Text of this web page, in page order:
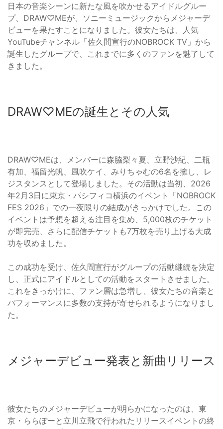
日本の音楽シーンに新たな風を吹かせるアイドルグルー
プ、DRAW♡MEが、ソニーミュージックからメジャーデ
ビューを果たすことになりました。彼女たちは、人気
YouTubeチャンネル「佐久間宣行のNOBROCK TV」から
誕生したグループで、これまでに多くのファンを魅了して
きました。
DRAW♡MEの誕生とその人気
DRAW♡MEは、メンバーに森脇梨々夏、立野沙紀、二瓶
有加、福留光帆、風吹ケイ、みりちゃむの6名を擁し、レ
ジスタンスとして登場しました。その活動は当初、2026
年2月3日に東京・パシフィコ横浜のイベント「NOBROCK
FES 2026」での一夜限りの結成がきっかけでした。この
イベントは予想を超える注目を集め、5,000枚のチケット
が即完売、さらに配信チケットも7万枚を売り上げる大成
功を収めました。
この成功を受け、佐久間宣行がグループの活動継続を決定
し、正式にアイドルとしての活動をスタートさせました。
これをきっかけに、ファン層は急増し、彼女たちの音楽と
パフォーマンスに多数の支持が寄せられるようになりまし
た。
メジャーデビュー発表と新曲リリース
彼女たちのメジャーデビューが明らかになったのは、東
京・ららぽーと立川立飛で行われたリリースイベントの終